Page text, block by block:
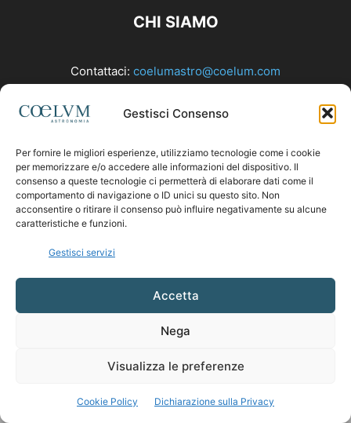
Gestisci Consenso
Per fornire le migliori esperienze, utilizziamo tecnologie come i cookie
per memorizzare e/o accedere alle informazioni del dispositivo. Il
consenso a queste tecnologie ci permetterà di elaborare dati come il
comportamento di navigazione o ID unici su questo sito. Non
acconsentire o ritirare il consenso può influire negativamente su alcune
caratteristiche e funzioni.
Gestisci servizi
Accetta
Nega
Visualizza le preferenze
Cookie Policy Dichiarazione sulla Privacy
CHI SIAMO
Contattaci: coelumastro@coelum.com
SEGUICI